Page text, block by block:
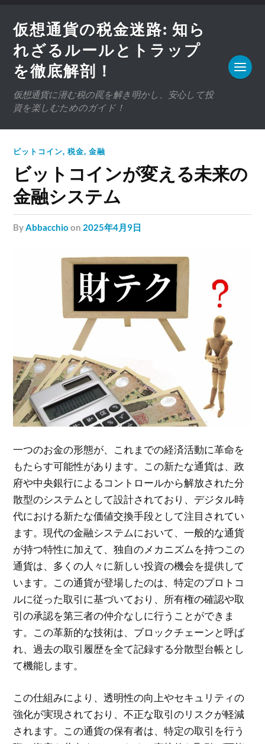
仮想通貨の税金迷路: 知ら
れざるルールとトラップ
を徹底解剖！
仮想通貨に潜む税の罠を解き明かし、安心して投
資を楽しむためのガイド！
ビットコイン,税金,金融
ビットコインが変える未来の
金融システム
byAbbacchio on 2025年4月9日
一つのお金の形態が、これまでの経済活動に革命を
もたらす可能性があります。 この新たな通貨は、政
府や中央銀行によるコントロールから解放された分
散型のシステムとして設計されており、デジタル時
代における新たな価値交換手段として注目されてい
ます。現代の金融システムにおいて、一般的な通貨
が持つ特性に加えて、独自のメカニズムを持つこの
通貨は、多くの人々に新しい投資の機会を提供して
います。この通貨が登場したのは、特定のプロトコ
ルに従った取引に基づいており、所有権の確認や取
引の承認を第三者の仲介なしに行うことができま
す。この革新的な技術は、ブロックチェーンと呼ば
れ、過去の取引履歴を全て記録する分散型台帳とし
て機能します。
この仕組みにより、透明性の向上やセキュリティの
強化が実現されており、不正な取引のリスクが軽減
されます。この通貨の保有者は、特定の取引を行う